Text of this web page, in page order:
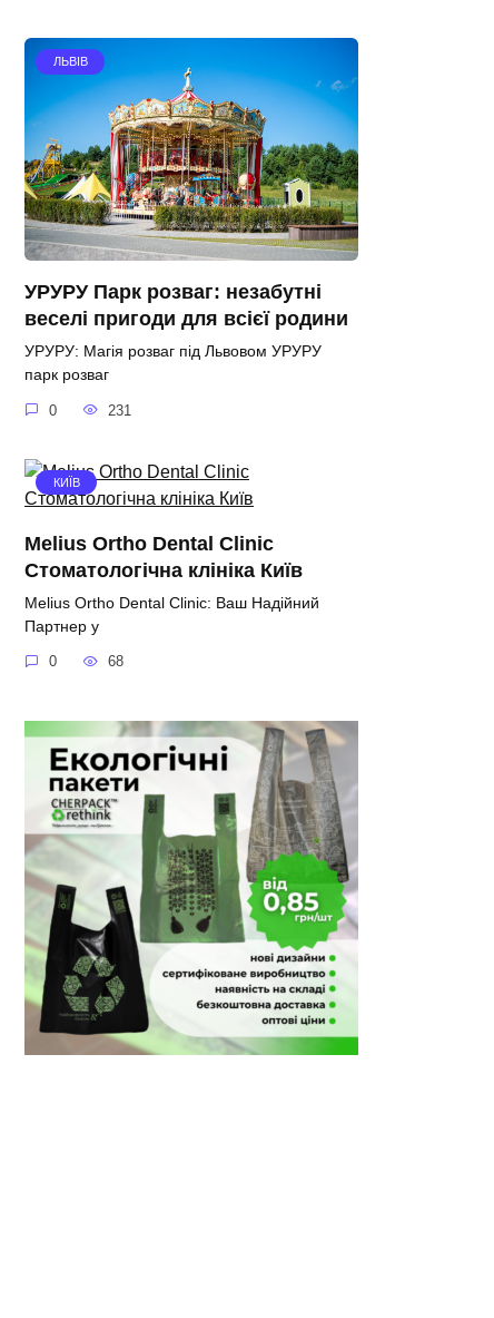
ЛЬВІВ
УРУРУ Парк розваг: незабутні
веселі пригоди для всієї родини
УРУРУ: Магія розваг під Львовом УРУРУ
парк розваг
0 231
КИЇВ
Melius Ortho Dental Clinic
Стоматологічна клініка Київ
Melius Ortho Dental Clinic: Ваш Надійний
Партнер у
0 68